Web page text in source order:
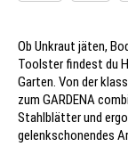
Ob Unkraut jäten,
Toolster findest du
Garten. Von der
zum GARDENA
Stahlblätter und
gelenkschonendes